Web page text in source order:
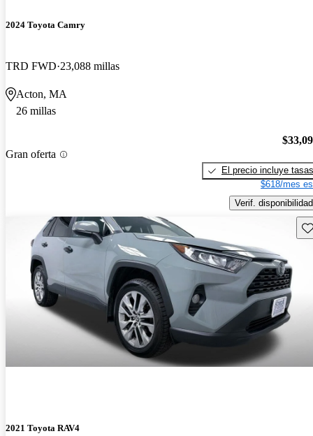
2024 Toyota Camry
TRD FWD 23,088 millas
Acton, MA
26 millas
Gran oferta
El precio incluye tasas
$618/mes
Verif. disponibilidad
2021 Toyota RAV4